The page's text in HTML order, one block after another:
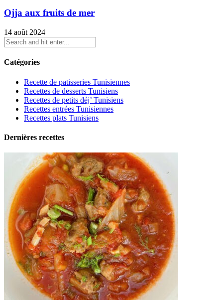
Ojja aux fruits de mer
14 août 2024
Catégories
Recette de patisseries Tunisiennes
Recettes de desserts Tunisiens
Recettes de petits déj’ Tunisiens
Recettes entrées Tunisiennes
Recettes plats Tunisiens
Dernières recettes